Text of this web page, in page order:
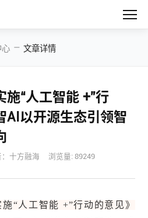
心 — 文章详情
施“人工智能 +”行
AI以开源生态引领智
：十方融海 浏览量: 89249
“人工智能 +”行动的意见》